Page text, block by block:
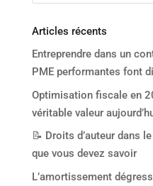
Articles récents
Entreprendre dans un
PME performantes font
Optimisation fiscale en
véritable valeur
📝 Droits d’auteur dans
que vous devez savoir
L’amortissement